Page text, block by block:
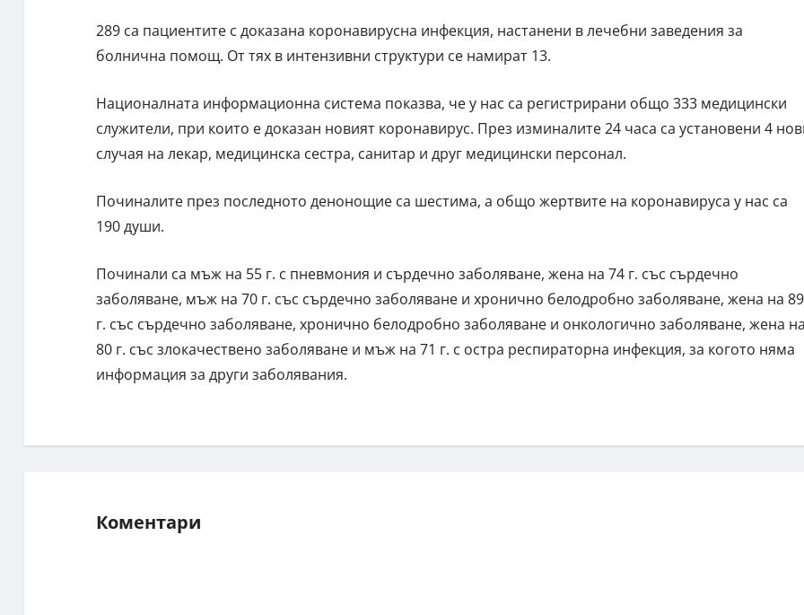
289 са пациентите с доказана коронавирусна инфекция, настанени в лечебни заведения за
болнична помощ. От тях в интензивни структури се намират 13.
Националната информационна система показва, че у нас са регистрирани общо 333 медицински
служители, при които е доказан новият коронавирус. През изминалите 24 часа са установени 4
случая на лекар, медицинска сестра, санитар и друг медицински персонал.
Починалите през последното денонощие са шестима, а общо жертвите на коронавируса у нас са
190 души.
Починали са мъж на 55 г. с пневмония и сърдечно заболяване, жена на 74 г. със сърдечно
заболяване, мъж на 70 г. със сърдечно заболяване и хронично белодробно заболяване, жена на 89
г. със сърдечно заболяване, хронично белодробно заболяване и онкологично заболяване, жена
80 г. със злокачествено заболяване и мъж на 71 г. с остра респираторна инфекция, за когото няма
информация за други заболявания.
Коментари